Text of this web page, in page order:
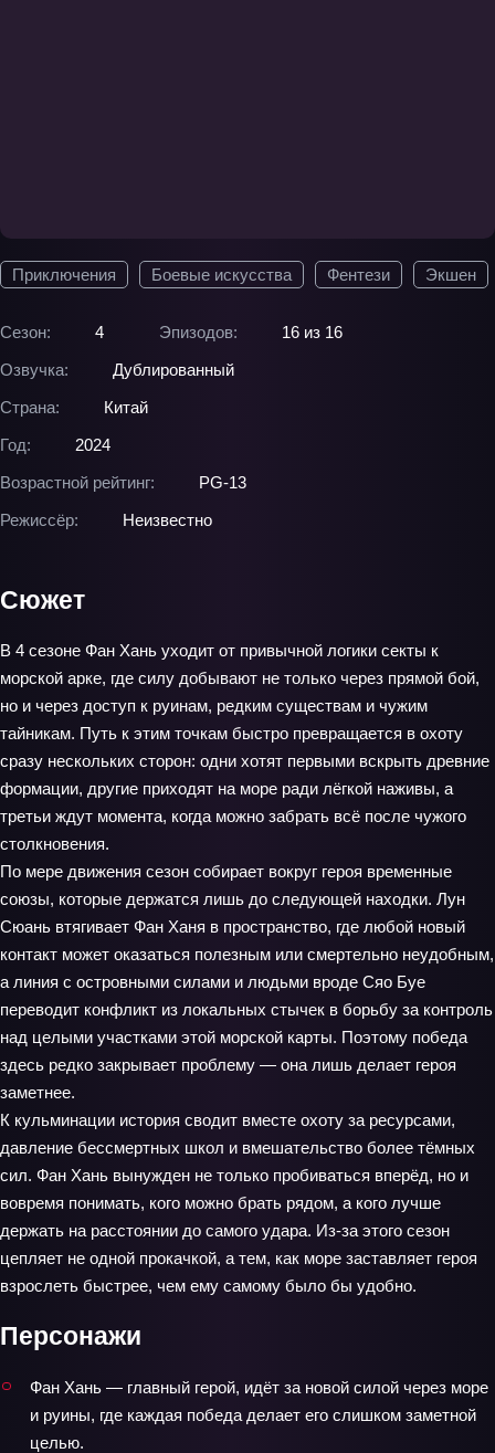
Приключения Боевые искусства Фентези Экшен
Сезон: 4 Эпизодов:
16 из 16
Озвучка:
Дублированный
Страна:
Китай
Год:
2024
Возрастной рейтинг:
PG-13
Режиссёр:
Неизвестно
Сюжет
В 4 сезоне Фан Хань уходит от привычной логики секты к
морской арке, где силу добывают не только через прямой бой,
но и через доступ к руинам, редким существам и чужим
тайникам. Путь к этим точкам быстро превращается в охоту
сразу нескольких сторон: одни хотят первыми вскрыть древние
формации, другие приходят на море ради лёгкой наживы, а
третьи ждут момента, когда можно забрать всё после чужого
столкновения.
По мере движения сезон собирает вокруг героя временные
союзы, которые держатся лишь до следующей находки. Лун
Сюань втягивает Фан Ханя в пространство, где любой новый
контакт может оказаться полезным или смертельно неудобным,
а линия с островными силами и людьми вроде Сяо Буе
переводит конфликт из локальных стычек в борьбу за контроль
над целыми участками этой морской карты. Поэтому победа
здесь редко закрывает проблему — она лишь делает героя
заметнее.
К кульминации история сводит вместе охоту за ресурсами,
давление бессмертных школ и вмешательство более тёмных
сил. Фан Хань вынужден не только пробиваться вперёд, но и
вовремя понимать, кого можно брать рядом, а кого лучше
держать на расстоянии до самого удара. Из-за этого сезон
цепляет не одной прокачкой, а тем, как море заставляет героя
взрослеть быстрее, чем ему самому было бы удобно.
Персонажи
Фан Хань — главный герой, идёт за новой силой через море
и руины, где каждая победа делает его слишком заметной
целью.